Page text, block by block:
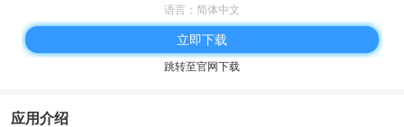
语言：简体中文
立即下载
跳转至官网下载
应用介绍